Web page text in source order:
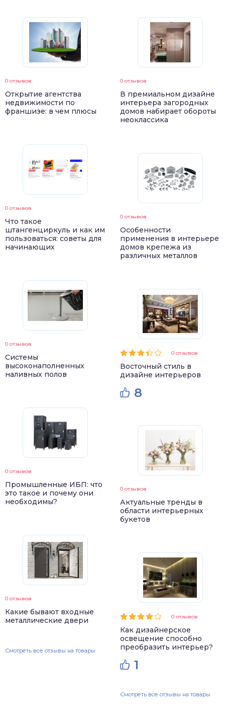
0 отзывов
Открытие агентства
недвижимости по
франшизе: в чем плюсы
0 отзывов
Что такое
штангенциркуль и как им
пользоваться: советы для
начинающих
0 отзывов
Системы
высоконаполненных
наливных полов
0 отзывов
Промышленные ИБП: что
это такое и почему они
необходимы?
0 отзывов
Какие бывают входные
металлические двери
Смотреть все отзывы на товары
0 отзывов
В премиальном дизайне
интерьера загородных
домов набирает обороты
неоклассика
0 отзывов
Особенности
применения в интерьере
домов крепежа из
различных металлов
0 отзывов
Восточный стиль в
дизайне интерьеров
8
0 отзывов
Актуальные тренды в
области интерьерных
букетов
0 отзывов
Как дизайнерское
освещение способно
преобразить интерьер?
1
Смотреть все отзывы на товары